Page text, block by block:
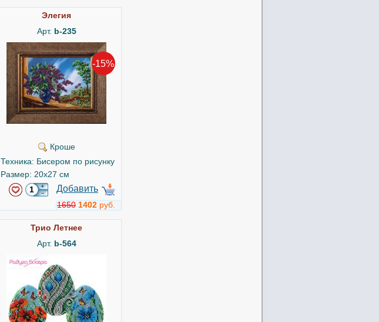
Элегия
Арт. b-235
-15%
Кроше
Техника: Бисером по рисунку
Размер: 20x27 см
Добавить
1650 1402 руб.
Трио Летнее
Арт. b-564